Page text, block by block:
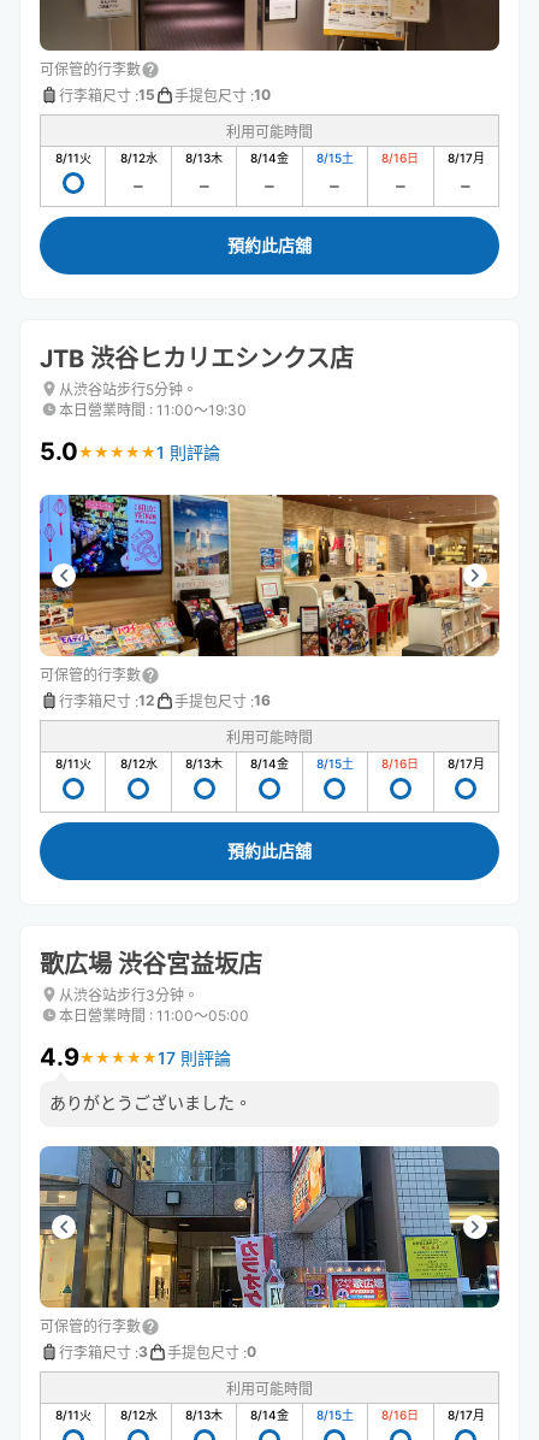
可保管的行李數
行李箱尺寸 :15 手提包尺寸 :10
利用可能時間
8/11火 8/12水 8/13木 8/14金 8/15土 8/16日 8/17月
預約此店舖
JTB 渋谷ヒカリエシンクス店
从渋谷站步行5分钟。
本日營業時間 : 11:00〜19:30
5.0★ ★ ★ ★ ★
★ ★ ★ ★ ★1 則評論
可保管的行李數
行李箱尺寸 :12 手提包尺寸 :16
利用可能時間
8/11火 8/12水 8/13木 8/14金 8/15土 8/16日 8/17月
預約此店舖
歌広場 渋谷宮益坂店
从渋谷站步行3分钟。
本日營業時間 : 11:00〜05:00
4.9★ ★ ★ ★ ★
★ ★ ★ ★ ★17 則評論
ありがとうございました。
可保管的行李數
行李箱尺寸 :3 手提包尺寸 :0
利用可能時間
8/11火 8/12水 8/13木 8/14金 8/15土 8/16日 8/17月